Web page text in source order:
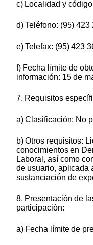
c) Localidad y
d) Teléfono: (95) 423
e) Telefax: (95) 423
f) Fecha límite de
información: 15 de
7. Requisitos
a) Clasificación: No
b) Otros requisitos:
conocimientos en
Laboral, así como
de usuario, aplicada
sustanciación de
8. Presentación de
participación:
a) Fecha límite de